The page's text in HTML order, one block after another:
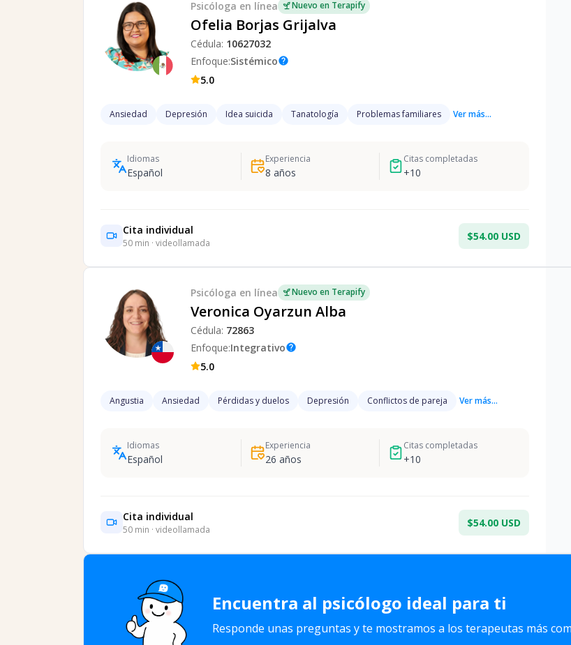
Psicóloga en línea Nuevo en Terapify
Ofelia Borjas Grijalva
Cédula: 10627032
Enfoque:Sistémicohelp
5.0
Ansiedad Depresión Idea suicida Tanatología Problemas familiares Ver más...
Idiomas
Español
Experiencia
8 años
Citas completadas
+10
Cita individual
50 min · videollamada
$54.00 USD
Psicóloga en línea Nuevo en Terapify
Veronica Oyarzun Alba
Cédula: 72863
Enfoque:Integrativohelp
5.0
Angustia Ansiedad Pérdidas y duelos Depresión Conflictos de pareja Ver más...
Idiomas
Español
Experiencia
26 años
Citas completadas
+10
Cita individual
50 min · videollamada
$54.00 USD
Encuentra al psicólogo ideal para ti
Responde unas preguntas y te mostramos a los terapeutas más